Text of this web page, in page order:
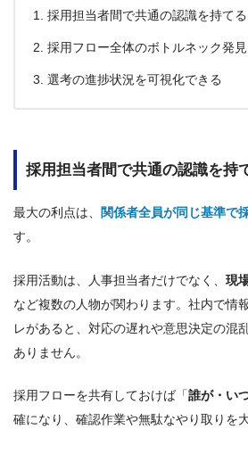
採用担当者間で共通の認識を持てる
採用フロー全体のボトルネック発
選考の進捗状況を可視化できる
採用担当者間で共通の認識を持
最大の利点は、 関係者全員が同じ基準で
す。
採用活動は、人事担当者だけでなく、 現
など複数の人物が関わります。社内で情
レがあると、対応の遅れや意思決定の混
ありません。
採用フローを共有しておけば「誰が・い
確になり、確認作業や無駄なやり取りを